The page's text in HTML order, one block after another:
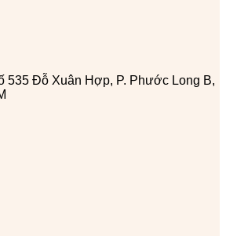
535 Đỗ Xuân Hợp, P. Phước Long B,